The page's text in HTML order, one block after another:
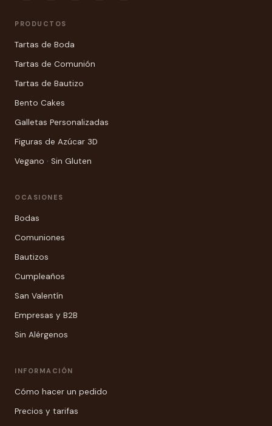
PRODUCTOS
Tartas de Boda
Tartas de Comunión
Tartas de Bautizo
Bento Cakes
Galletas Personalizadas
Figuras de Azúcar 3D
Vegano · Sin Gluten
OCASIONES
Bodas
Comuniones
Bautizos
Cumpleaños
San Valentín
Empresas y B2B
Sin Alérgenos
INFORMACIÓN
Cómo hacer un pedido
Precios y tarifas